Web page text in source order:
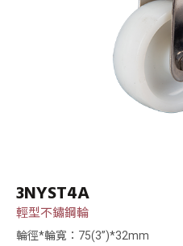
3NYST4A
輕型不鏽鋼輪
輪徑*輪寬：75(3”)*32mm